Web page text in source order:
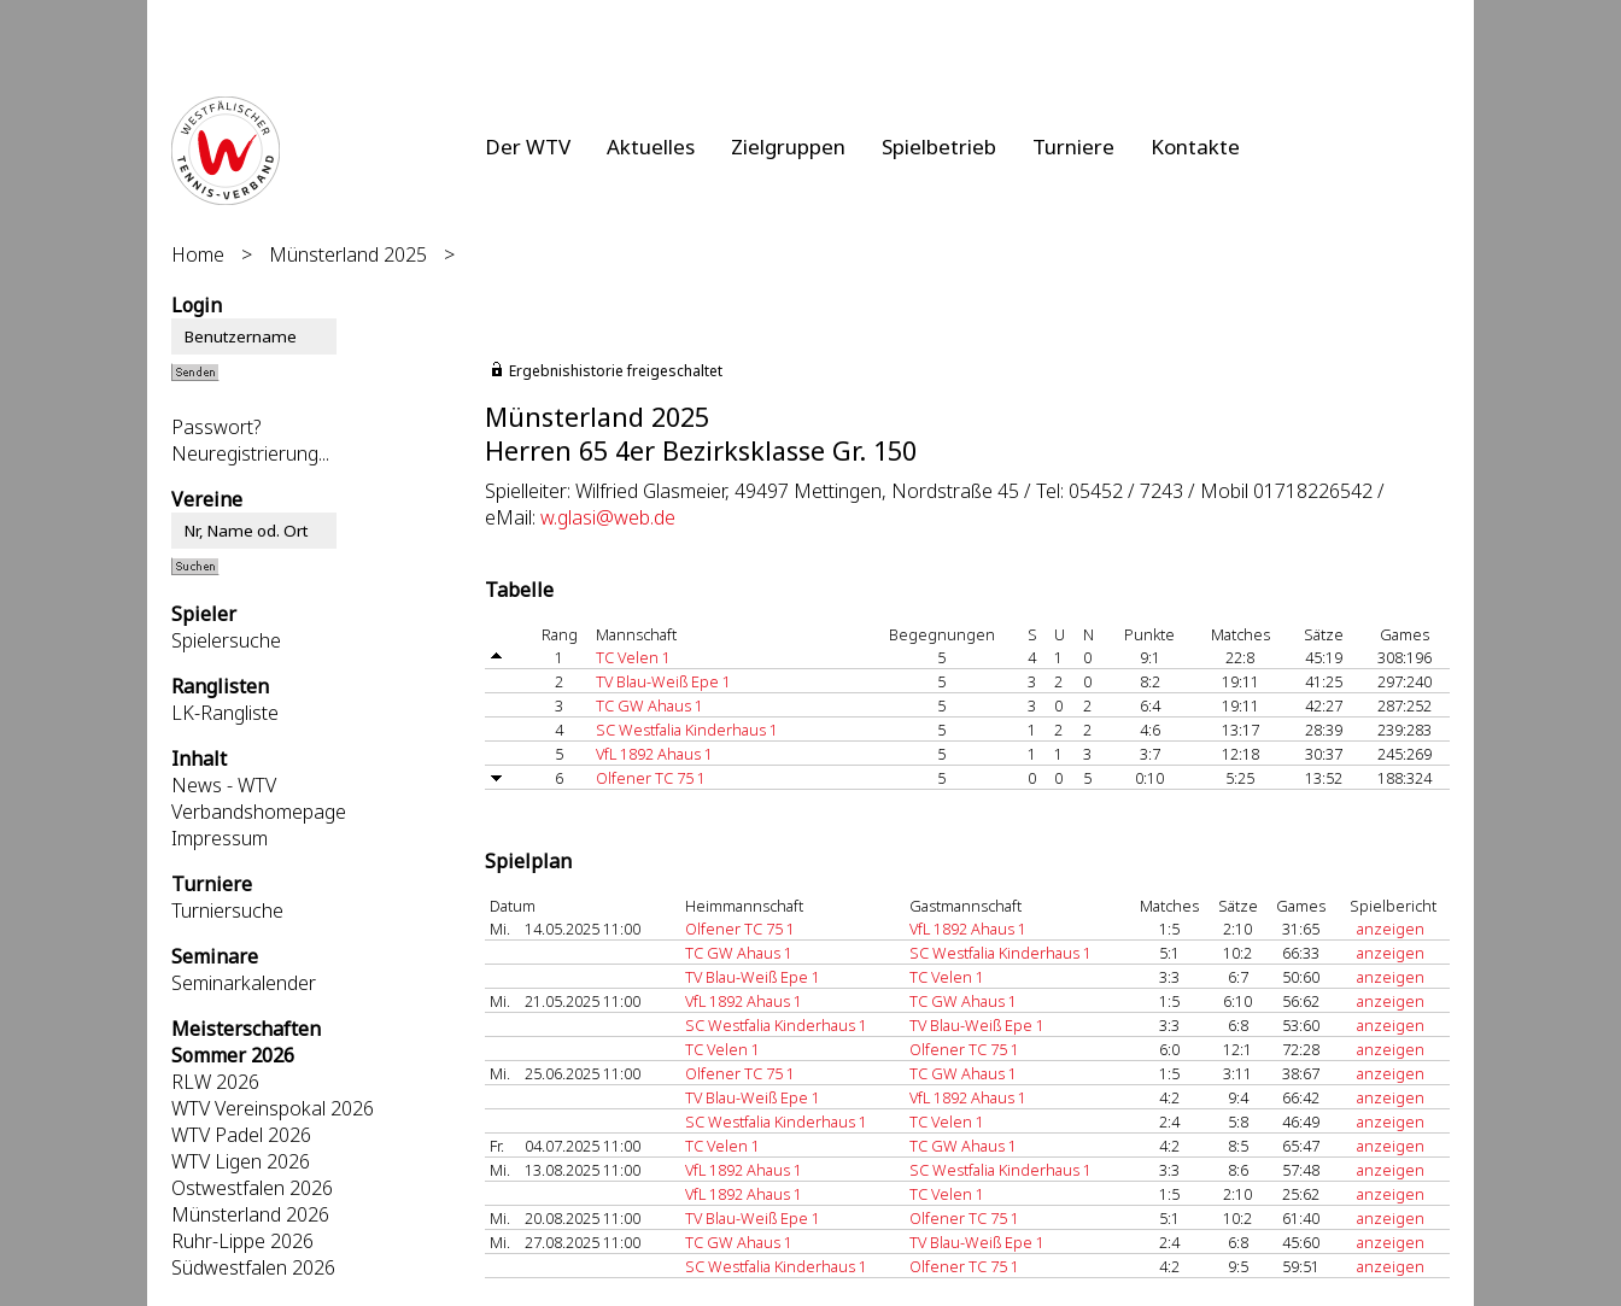
Der WTV Aktuelles Zielgruppen Spielbetrieb Turniere Kontakte
Home > Münsterland 2025
>
Login
Passwort?
Neuregistrierung...
Vereine
Spieler
Spielersuche
Ranglisten
LK-Rangliste
Inhalt
News - WTV
Verbandshomepage
Impressum
Turniere
Turniersuche
Seminare
Seminarkalender
Meisterschaften
Sommer 2026
RLW 2026
WTV Vereinspokal 2026
WTV Padel 2026
WTV Ligen 2026
Ostwestfalen 2026
Münsterland 2026
Ruhr-Lippe 2026
Südwestfalen 2026
Ergebnishistorie freigeschaltet
Münsterland 2025
Herren 65 4er Bezirksklasse Gr. 150
Spielleiter: Wilfried Glasmeier, 49497 Mettingen, Nordstraße 45 / Tel: 05452 / 7243 / Mobil 01718226542 /
eMail: w.glasi@web.de
Tabelle
Rang Mannschaft Begegnungen S U N Punkte Matches Sätze
Games
1
TC Velen 1 5 4 1 0 9:1 22:8 45:19
308:196
2
TV Blau-Weiß Epe 1 5 3 2 0 8:2 19:11 41:25
297:240
3
TC GW Ahaus 1 5 3 0 2 6:4 19:11 42:27
287:252
4
SC Westfalia Kinderhaus 1 5 1 2 2 4:6 13:17 28:39
239:283
5
VfL 1892 Ahaus 1 5 1 1 3 3:7 12:18 30:37
245:269
6
Olfener TC 75 1 5 0 0 5 0:10 5:25 13:52 188:324
Spielplan
Datum Heimmannschaft Gastmannschaft Matches Sätze Games
Spielbericht
Mi.
14.05.2025 11:00 Olfener TC 75 1 VfL 1892 Ahaus 1 1:5 2:10 31:65
anzeigen
TC GW Ahaus 1
SC Westfalia Kinderhaus 1 5:1 10:2 66:33
anzeigen
TV Blau-Weiß Epe 1
TC Velen 1 3:3 6:7 50:60
anzeigen
Mi.
21.05.2025 11:00 VfL 1892 Ahaus 1 TC GW Ahaus 1 1:5 6:10 56:62
anzeigen
SC Westfalia Kinderhaus 1
TV Blau-Weiß Epe 1 3:3 6:8 53:60
anzeigen
TC Velen 1
Olfener TC 75 1 6:0 12:1 72:28
anzeigen
Mi.
25.06.2025 11:00 Olfener TC 75 1 TC GW Ahaus 1 1:5 3:11 38:67
anzeigen
TV Blau-Weiß Epe 1
VfL 1892 Ahaus 1 4:2 9:4 66:42
anzeigen
SC Westfalia Kinderhaus 1
TC Velen 1 2:4 5:8 46:49
anzeigen
Fr.
04.07.2025 11:00 TC Velen 1 TC GW Ahaus 1 4:2 8:5 65:47
anzeigen
Mi.
13.08.2025 11:00 VfL 1892 Ahaus 1 SC Westfalia Kinderhaus 1 3:3 8:6 57:48
anzeigen
VfL 1892 Ahaus 1
TC Velen 1 1:5 2:10 25:62
anzeigen
Mi.
20.08.2025 11:00 TV Blau-Weiß Epe 1 Olfener TC 75 1 5:1 10:2 61:40
anzeigen
Mi.
27.08.2025 11:00 TC GW Ahaus 1 TV Blau-Weiß Epe 1 2:4 6:8 45:60
anzeigen
SC Westfalia Kinderhaus 1
Olfener TC 75 1 4:2 9:5 59:51 anzeigen